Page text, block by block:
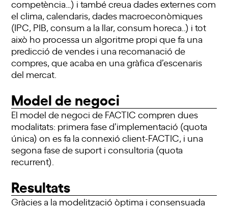
competència…) i també creua dades externes com
el clima, calendaris, dades macroeconòmiques
(IPC, PIB, consum a la llar, consum horeca..) i tot
això ho processa un algoritme propi que fa una
predicció de vendes i una recomanació de
compres, que acaba en una gràfica d’escenaris
del mercat.
Model de negoci
El model de negoci de FACTIC compren dues
modalitats: primera fase d’implementació (quota
única) on es fa la connexió client-FACTIC, i una
segona fase de suport i consultoria (quota
recurrent).
Resultats
Gràcies a la modelització òptima i consensuada